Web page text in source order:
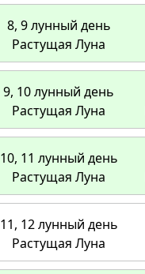
8, 9 лунный день
Растущая Луна
9, 10 лунный день
Растущая Луна
10, 11 лунный день
Растущая Луна
11, 12 лунный день
Растущая Луна